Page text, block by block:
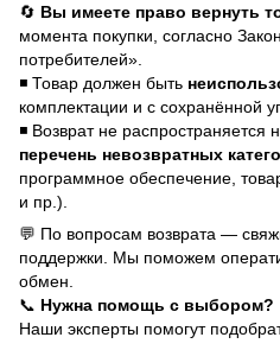
🔄 Вы имеете право вернуть
момента покупки, согласно
потребителей».
◾ Товар должен быть
комплектации и с сохранённой
◾ Возврат не
перечень невозвратных
программное обеспечение,
и пр.).
💬 По вопросам возврата —
поддержки. Мы поможем
обмен.
📞 Нужна помощь с выбором?
Наши эксперты помогут